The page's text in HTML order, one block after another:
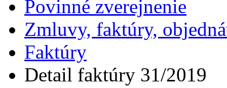
Povinné zverejnenie
Zmluvy, faktúry,
Faktúry
Detail faktúry 31/2019